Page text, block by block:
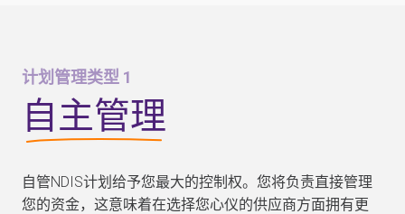
计划管理类型 1
自主管理
自管NDIS计划给予您最大的控制权。您将负责直接管理
您的资金，这意味着在选择您心仪的供应商方面拥有更